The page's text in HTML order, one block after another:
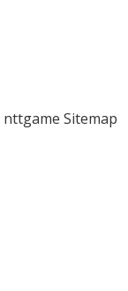
nttgame Sitemap